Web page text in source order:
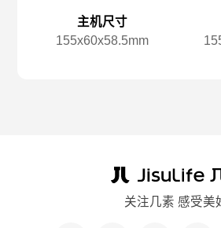
主机尺寸
155x️60x️58.5mm
关注几素 感受美